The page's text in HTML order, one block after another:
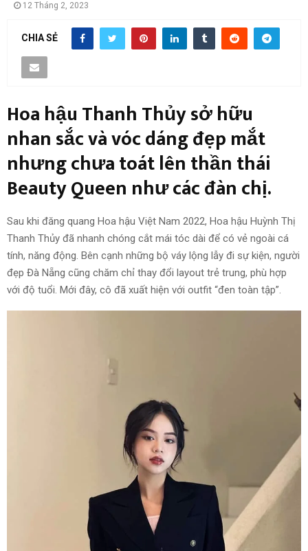
12 Tháng 2, 2023
CHIA SẺ
Hoa hậu Thanh Thủy sở hữu
nhan sắc và vóc dáng đẹp mắt
nhưng chưa toát lên thần thái
Beauty Queen như các đàn chị.
Sau khi đăng quang Hoa hậu Việt Nam 2022, Hoa hậu Huỳnh Thị
Thanh Thủy đã nhanh chóng cắt mái tóc dài để có vẻ ngoài cá
tính, năng động. Bên cạnh những bộ váy lộng lẫy đi sự kiện, người
đẹp Đà Nẵng cũng chăm chỉ thay đổi layout trẻ trung, phù hợp
với độ tuổi. Mới đây, cô đã xuất hiện với outfit “đen toàn tập”.